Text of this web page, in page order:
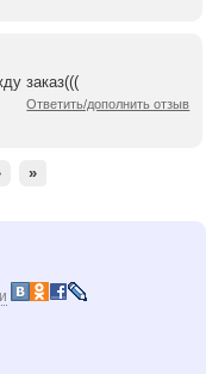
заказ(((
Ответить/дополнить отзыв
»